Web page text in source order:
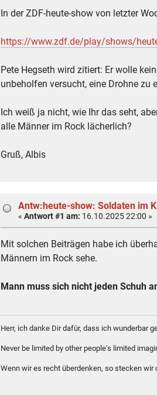
In der ZDF-heute-show von letzter
https://www.zdf.de/play/shows/
Pete Hegseth wird zitiert: Er wolle
unbeholfen versucht, eine Drohne zu
Ich weiß ja nicht, wie Ihr das seht,
alle Männer im Rock lächerlich?
Gruß, Albis
Antw:heute-show: Soldaten im
«Antwort #1 am: 16.10.2025 22:00 »
Mit solchen Beiträgen habe ich
Männern im Rock sehe.
Mann muss sich nicht jeden Schuh
Herr, ich danke Dir dafür, dass ich wunderbar
Never be limited by other people's limited
Wenn wir es recht überdenken, so stecken